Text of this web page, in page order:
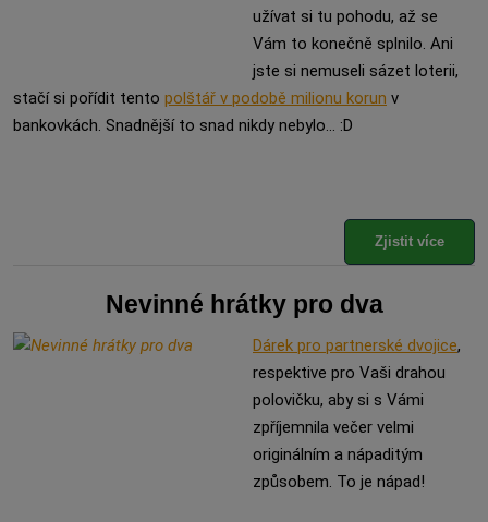
užívat si tu pohodu, až se
Vám to konečně splnilo. Ani
jste si nemuseli sázet loterii,
stačí si pořídit tento polštář v podobě milionu korun v
bankovkách. Snadnější to snad nikdy nebylo... :D
Zjistit více
Nevinné hrátky pro dva
Dárek pro partnerské dvojice,
respektive pro Vaši drahou
polovičku, aby si s Vámi
zpříjemnila večer velmi
originálním a nápaditým
způsobem. To je nápad!